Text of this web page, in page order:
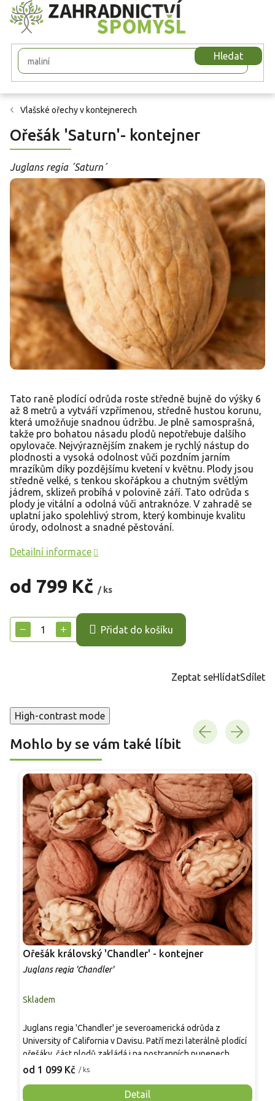
Přejít
na
obsah
Hledat
Vlašské ořechy v kontejnerech
Ořešák 'Saturn'- kontejner
Juglans regia ´Saturn´
od 799 Kč / ks
cena:
+
− Přidat do košíku
Tato raně plodící odrůda roste středně bujně do výšky 6
až 8 metrů a vytváří vzpřímenou, středně hustou korunu,
která umožňuje snadnou údržbu. Je plně samosprašná,
takže pro bohatou násadu plodů nepotřebuje dalšího
opylovače. Nejvýraznějším znakem je rychlý nástup do
plodnosti a vysoká odolnost vůči pozdním jarním
mrazíkům díky pozdějšímu kvetení v květnu. Plody jsou
středně velké, s tenkou skořápkou a chutným světlým
jádrem, sklizeň probíhá v polovině září. Tato odrůda s
plody je vitální a odolná vůči antraknóze. V zahradě se
uplatní jako spolehlivý strom, který kombinuje kvalitu
úrody, odolnost a snadné pěstování.
Detailní informace
Zeptat seHlídatSdílet
High-contrast mode
Mohlo by se vám také líbit
Ořešák královský 'Chandler' - kontejner
Juglans regia 'Chandler'
Skladem
od 1 099 Kč / ks
Detail
Juglans regia 'Chandler' je severoamerická odrůda z
University of California v Davisu. Patří mezi laterálně plodící
ořešáky, část plodů zakládá i na postranních pupenech,
takže násada bývá vyrovnanější. V ČR roste jako strom asi 6–
zelené, na podzim žloutnou. Na jaře tvoří zelenavé jehnědy,